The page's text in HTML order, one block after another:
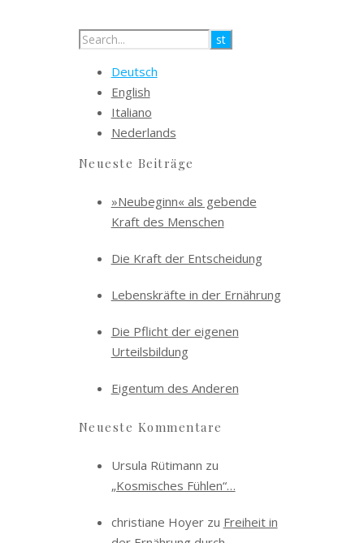
Deutsch
English
Italiano
Nederlands
Neueste Beiträge
»Neubeginn« als gebende
Kraft des Menschen
Die Kraft der Entscheidung
Lebenskräfte in der Ernährung
Die Pflicht der eigenen
Urteilsbildung
Eigentum des Anderen
Neueste Kommentare
Ursula Rütimann zu
„Kosmisches Fühlen“…
christiane Hoyerzu Freiheit in